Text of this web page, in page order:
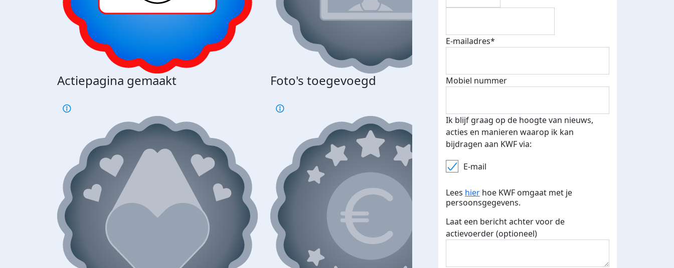
Actiepagina gemaakt Foto's toegevoegd E-mails verstuurd
€500 euro opgehaald: t-shirt
E-mailadres*
Mobiel nummer
Ik blijf graag op de hoogte van nieuws,
acties en manieren waarop ik kan
bijdragen aan KWF via:
E-mail
Lees hier hoe KWF omgaat met je
persoonsgegevens.
Laat een bericht achter voor de
actievoerder (optioneel)